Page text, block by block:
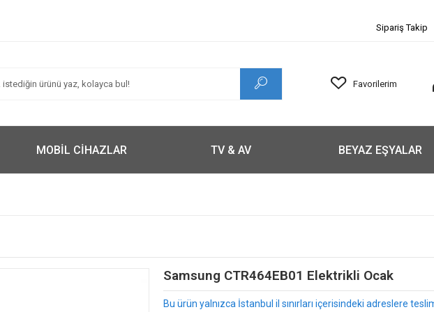
Sipariş Takip
Favorilerim
MOBİL CİHAZLAR TV & AV BEYAZ EŞYALAR
Samsung CTR464EB01 Elektrikli Ocak
Bu ürün yalnızca İstanbul il sınırları içerisindeki adreslere